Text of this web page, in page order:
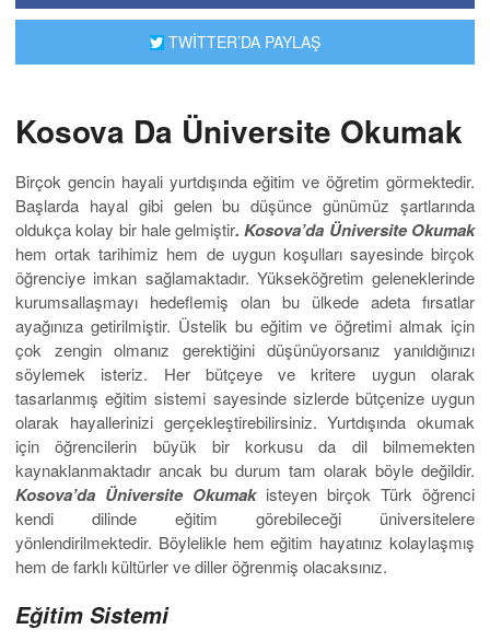
TWİTTER’DA PAYLAŞ
Kosova Da Üniversite Okumak
Birçok gencin hayali yurtdışında eğitim ve öğretim görmektedir.
Başlarda hayal gibi gelen bu düşünce günümüz şartlarında
oldukça kolay bir hale gelmiştir. Kosova’da Üniversite Okumak
hem ortak tarihimiz hem de uygun koşulları sayesinde birçok
öğrenciye imkan sağlamaktadır. Yükseköğretim geleneklerinde
kurumsallaşmayı hedeflemiş olan bu ülkede adeta fırsatlar
ayağınıza getirilmiştir. Üstelik bu eğitim ve öğretimi almak için
çok zengin olmanız gerektiğini düşünüyorsanız yanıldığınızı
söylemek isteriz. Her bütçeye ve kritere uygun olarak
tasarlanmış eğitim sistemi sayesinde sizlerde bütçenize uygun
olarak hayallerinizi gerçekleştirebilirsiniz. Yurtdışında okumak
için öğrencilerin büyük bir korkusu da dil bilmemekten
kaynaklanmaktadır ancak bu durum tam olarak böyle değildir.
Kosova’da Üniversite Okumakisteyen birçok Türk öğrenci
kendi dilinde eğitim görebileceği üniversitelere
yönlendirilmektedir. Böylelikle hem eğitim hayatınız kolaylaşmış
hem de farklı kültürler ve diller öğrenmiş olacaksınız.
Eğitim Sistemi